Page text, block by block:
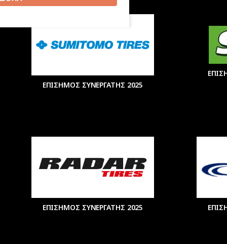
ΕΠΙΣΗΜΟΣ ΣΥΝΕΡΓΑΤΗΣ 2025
ΕΠΙΣΗΜΟΣ ΣΥΝΕΡΓΑΤΗΣ 2025